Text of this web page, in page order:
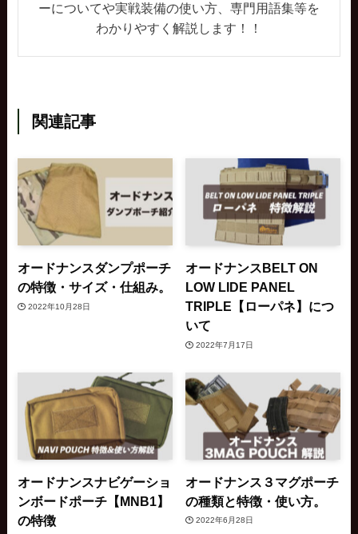
ーについてや実戦装備の使い方、専門用語集等を
わかりやすく解説します！！
関連記事
オードナンスダンプポーチ
の特徴・サイズ・仕組み。
2022年10月28日
オードナンスBELT ON
LOW LIDE PANEL
TRIPLE【ローパネ】につ
いて
2022年7月17日
オードナンスナビゲーショ
ンボードポーチ【MNB1】
の特徴
オードナンス３マグポーチ
の種類と特徴・使い方。
2022年6月28日